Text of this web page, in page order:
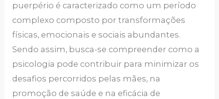
puerpério é caracterizado como um período
complexo composto por transformações
físicas, emocionais e sociais abundantes.
Sendo assim, busca-se compreender como a
psicologia pode contribuir para minimizar os
desafios percorridos pelas mães, na
promoção de saúde e na eficácia de